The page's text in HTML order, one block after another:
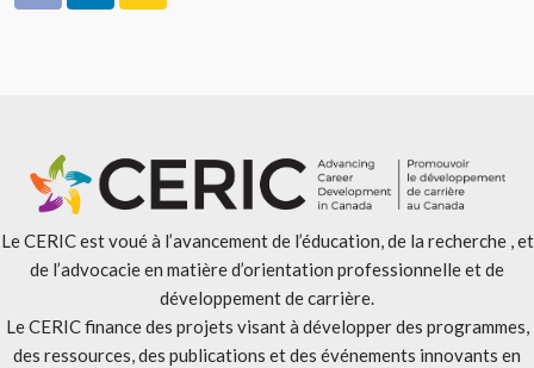
Le CERIC est voué à l’avancement de l’éducation, de la recherche , et
de l’advocacie en matière d’orientation professionnelle et de
développement de carrière.
Le CERIC finance des projets visant à développer des programmes,
des ressources, des publications et des événements innovants en